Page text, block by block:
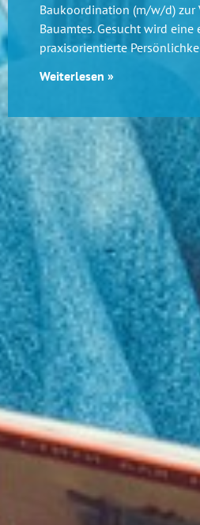
Baukoordination (m/w/d) zur
Bauamtes. Gesucht wird
praxisorientierte
Weiterlesen »